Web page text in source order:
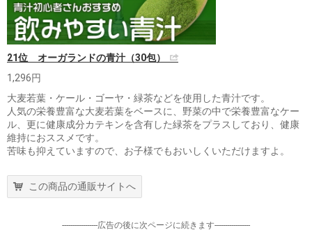
21位 オーガランドの青汁（30包）
1,296円
大麦若葉・ケール・ゴーヤ・緑茶などを使用した青汁です。
人気の栄養豊富な大麦若葉をベースに、野菜の中で栄養豊富なケー
ル、更に健康成分カテキンを含有した緑茶をプラスしており、健康
維持におススメです。
苦味も抑えていますので、お子様でもおいしくいただけますよ。
この商品の通販サイトへ
-----------------広告の後に次ページに続きます-----------------